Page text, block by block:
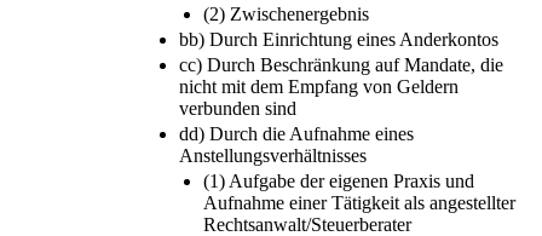
(2) Zwischenergebnis
bb) Durch Einrichtung eines Anderkontos
cc) Durch Beschränkung auf Mandate, die
nicht mit dem Empfang von Geldern
verbunden sind
dd) Durch die Aufnahme eines
Anstellungsverhältnisses
(1) Aufgabe der eigenen Praxis und
Aufnahme einer Tätigkeit als angestellter
Rechtsanwalt/Steuerberater